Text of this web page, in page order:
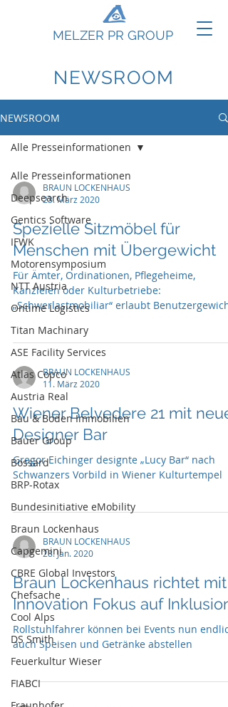
MELZER PR GROUP
NEWSROOM
NEWSROOM
Alle Presseinformationen
Deepsearch
Gentics Software
IFWK
Motorensymposium
NTT Austria
Ontime Logistics
Titan Machinary
ASE Facility Services
Atlas Copco
Austria Real
Bau & Boden Immobilien
Bauer Group
Bossard
BRP-Rotax
Bundesinitiative eMobility
Braun Lockenhaus
Capgemini
CBRE Global Investors
Chefsache
Cool Alps
DS Smith
Feuerkultur Wieser
FIABCI
Alle Presseinformationen
BRAUN LOCKENHAUS
23. März 2020
Spezielle Sitzmöbel für
Menschen mit Übergewicht
Für Ämter, Ordinationen, Pflegeheime,
Kanzleien oder Kulturbetriebe:
„Schwerlastmobiliar“ erlaubt Benutzergewicht
BRAUN LOCKENHAUS
11. März 2020
Wiener Belvedere 21 mit neuer
Designer Bar
Gregor Eichinger designte „Lucy Bar“ nach
Schwanzers Vorbild in Wiener Kulturtempel
BRAUN LOCKENHAUS
28. Jan. 2020
Braun Lockenhaus richtet mit
Innovation Fokus auf Inklusion
Rollstuhlfahrer können bei Events nun
auch Speisen und Getränke abstellen